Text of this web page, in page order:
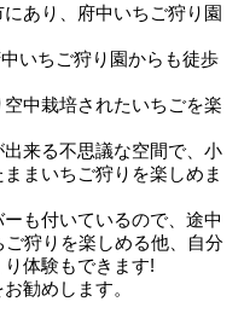
あり、府中いちご狩り園
いちご狩り園からも徒歩
中栽培されたいちごを楽
来る不思議な空間で、小
まいちご狩りを楽しめま
も付いているので、途中
狩りを楽しめる他、自分
体験もできます!
勧めします。